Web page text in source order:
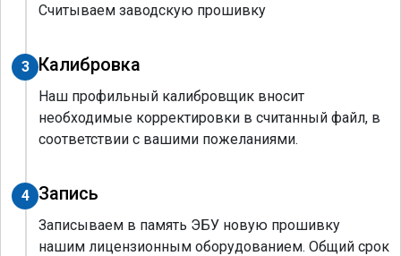
Считываем заводскую прошивку
3 Калибровка
Наш профильный калибровщик вносит
необходимые корректировки в считанный файл, в
соответствии с вашими пожеланиями.
4 Запись
Записываем в память ЭБУ новую прошивку
нашим лицензионным оборудованием. Общий срок